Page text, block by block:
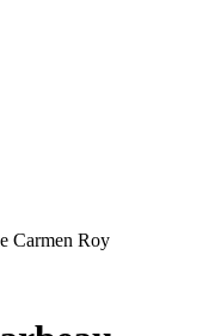
Carmen Roy